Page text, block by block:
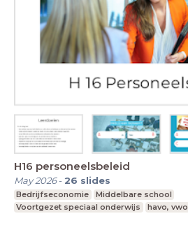
H16 personeelsbeleid
May 2026- 26 slides
Bedrijfseconomie
Middelbare school
Voortgezet speciaal onderwijs
havo, vwo